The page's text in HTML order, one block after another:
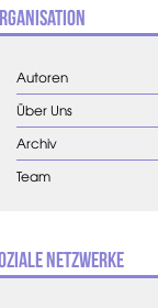
Autoren
Über Uns
Archiv
Team
Netzwerke